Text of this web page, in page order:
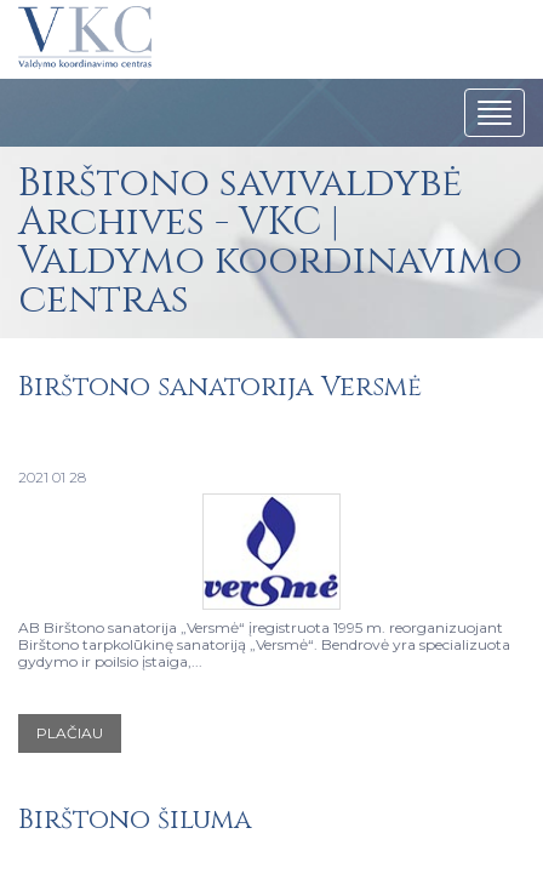
Birštono savivaldybė
Archives - VKC |
Valdymo koordinavimo
centras
Birštono sanatorija Versmė
2021 01 28
AB Birštono sanatorija „Versmė“ įregistruota 1995 m. reorganizuojant
Birštono tarpkolūkinę sanatoriją „Versmė“. Bendrovė yra specializuota
gydymo ir poilsio įstaiga,...
PLAČIAU
Birštono šiluma